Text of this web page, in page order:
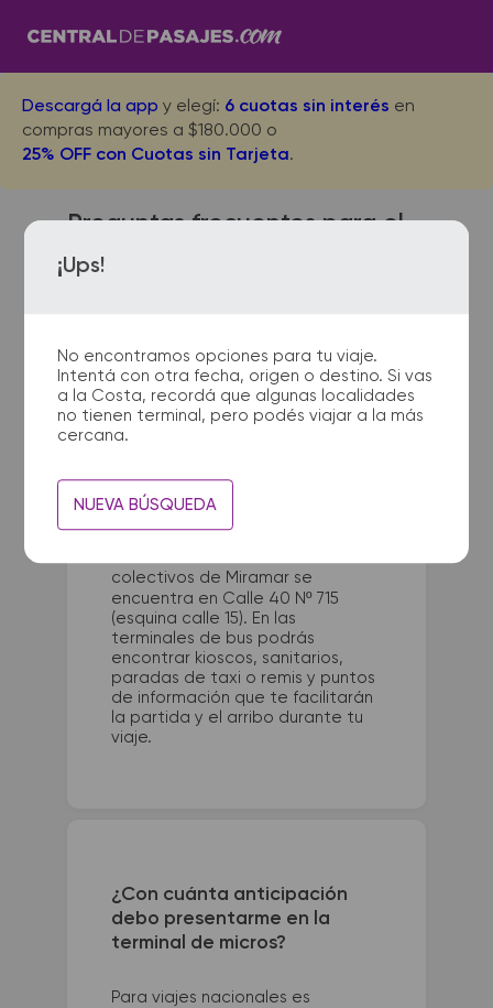
Descargá la app y elegí: 6 cuotas sin interés en
compras mayores a $180.000 o
25% OFF con Cuotas sin Tarjeta.
¡Ups!
No encontramos opciones para tu viaje.
Intentá con otra fecha, origen o destino. Si vas
a la Costa, recordá que algunas localidades
no tienen terminal, pero podés viajar a la más
cercana.
NUEVA BÚSQUEDA
Preguntas frecuentes para el
viaje desde Moreno Colectora
a Miramar
¿Dónde quedan las
terminales de micro de
Moreno Colectora a Miramar?
La terminal de ómnibus de
colectivos de Miramar se
encuentra en Calle 40 Nº 715
(esquina calle 15). En las
terminales de bus podrás
encontrar kioscos, sanitarios,
paradas de taxi o remis y puntos
de información que te facilitarán
la partida y el arribo durante tu
viaje.
¿Con cuánta anticipación
debo presentarme en la
terminal de micros?
Para viajes nacionales es